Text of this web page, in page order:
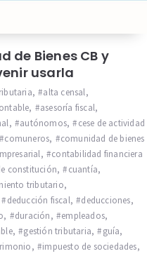
de Bienes CB y
usarla
, alta censal,
, asesoría fiscal,
, autónomos,
cese de actividad
comuneros,
comunidad de bienes
,
contabilidad financiera
constitución, cuantía,
tributario,
deducción fiscal, deducciones,
, duración, empleados,
, gestión tributaria, guía,
, impuesto de sociedades,